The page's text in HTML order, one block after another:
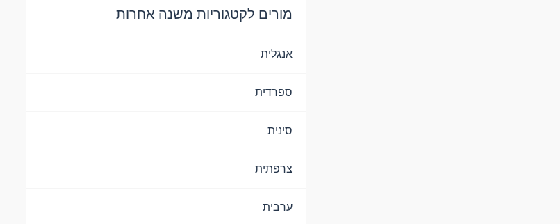
מורים לקטגוריות משנה אחרות
אנגלית
ספרדית
סינית
צרפתית
ערבית